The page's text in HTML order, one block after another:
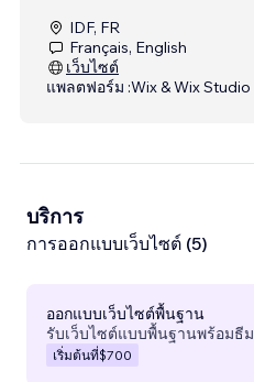
IDF, FR
Français, English
เว็บไซต์
แพลตฟอร์ม :Wix & Wix Studio
บริการ
การออกแบบเว็บไซต์ (5)
ออกแบบเว็บไซต์พื้นฐาน
รับเว็บไซต์แบบพื้นฐานพร้อมธีม
เริ่มต้นที่$700